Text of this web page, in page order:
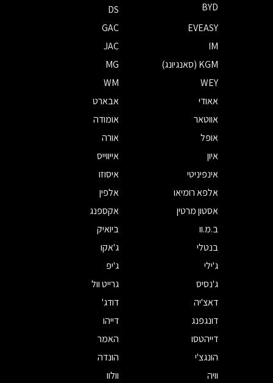
BYD
DS
EVEASY
GAC
IM
JAC
KGM (סאנגיונג)
MG
WEY
WM
אאודי
אבארט
אווטאר
אומודה
אופל
אורה
איון
אייווייס
אינפיניטי
איסוזו
אלפא רומיאו
אלפין
אסטון מרטין
אקספנג
ב.מ.וו
ביואיק
בנטלי
ג'אקו
ג'ילי
ג'יפ
ג'נסיס
גרייט וול
דאצ'יה
דודג'
דונגפנג
דייהו
דייהטסו
האמר
הונגצ'י
הונדה
וויה
וולוו